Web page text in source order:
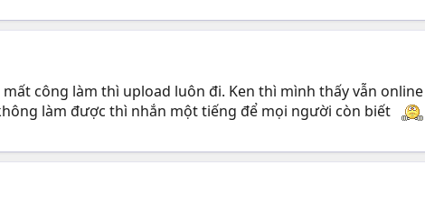
công làm thì upload luôn đi. Ken thì mình thấy vẫn
làm được thì nhắn một tiếng để mọi người còn biết